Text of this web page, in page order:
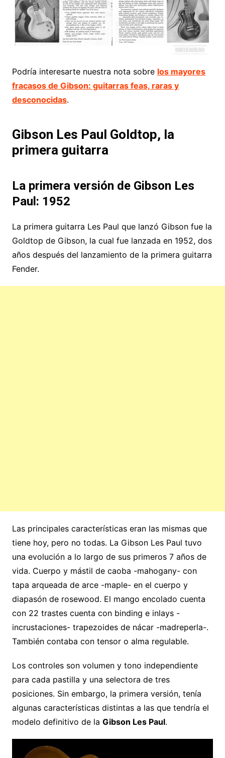
Podría interesarte nuestra nota sobre los mayores
fracasos de Gibson: guitarras feas, raras y
desconocidas.
Gibson Les Paul Goldtop, la
primera guitarra
La primera versión de Gibson Les
Paul: 1952
La primera guitarra Les Paul que lanzó Gibson fue la
Goldtop de Gibson, la cual fue lanzada en 1952, dos
años después del lanzamiento de la primera guitarra
Fender.
Las principales características eran las mismas que
tiene hoy, pero no todas. La Gibson Les Paul tuvo
una evolución a lo largo de sus primeros 7 años de
vida. Cuerpo y mástil de caoba -mahogany- con
tapa arqueada de arce -maple- en el cuerpo y
diapasón de rosewood. El mango encolado cuenta
con 22 trastes cuenta con binding e inlays -
incrustaciones- trapezoides de nácar -madreperla-.
También contaba con tensor o alma regulable.
Los controles son volumen y tono independiente
para cada pastilla y una selectora de tres
posiciones. Sin embargo, la primera versión, tenía
algunas características distintas a las que tendría el
modelo definitivo de la Gibson Les Paul.